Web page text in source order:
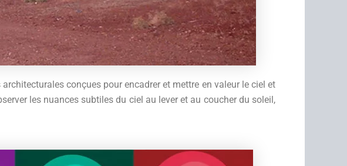
conçues pour encadrer et mettre en valeur le ciel et
les nuances subtiles du ciel au lever et au coucher du soleil,